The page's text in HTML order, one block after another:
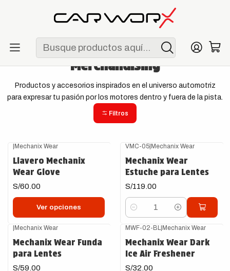
ENVÍO GRATIS POR COMPRAS MAYORES A S/ 250
Merchandising
Merchandising
Productos y accesorios inspirados en el universo automotriz
para expresar tu pasión por los motores dentro y fuera de la pista.
Filtros
Mechanix Wear
Llavero Mechanix
Wear Glove
S/60.00
Ver opciones
VMC-05 Mechanix Wear
Mechanix Wear
Estuche para Lentes
S/119.00
Cantidad
Mechanix Wear
Mechanix Wear Funda
para Lentes
S/59.00
MWF-02-BL Mechanix Wear
Mechanix Wear Dark
Ice Air Freshener
S/32.00